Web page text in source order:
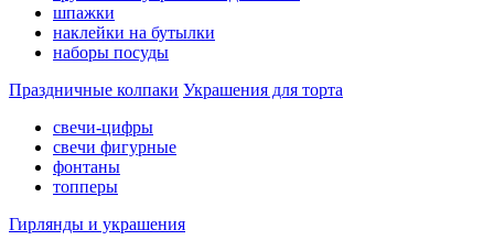
шпажки
наклейки на бутылки
наборы посуды
Праздничные колпаки Украшения для торта
свечи-цифры
свечи фигурные
фонтаны
топперы
Гирлянды и украшения